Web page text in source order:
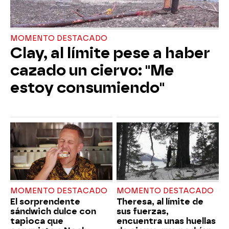
MOMENTO DESTACADO
Clay, al límite pese a haber
cazado un ciervo: "Me
estoy consumiendo"
MOMENTO DESTACADO
El sorprendente
sándwich dulce con
tapioca que
MOMENTO DESTACADO
Theresa, al límite de
sus fuerzas,
encuentra unas huellas